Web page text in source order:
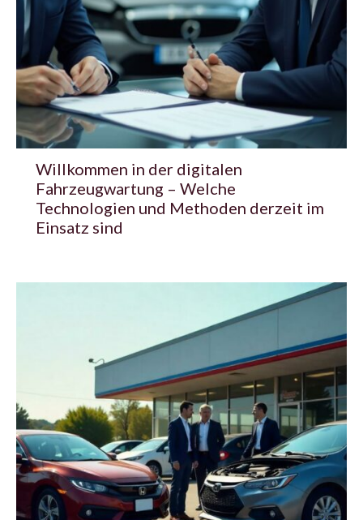
Willkommen in der digitalen
Fahrzeugwartung – Welche
Technologien und Methoden derzeit im
Einsatz sind